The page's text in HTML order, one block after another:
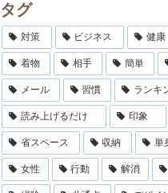
タグ
対策 ビジネス 健康
着物 相手 簡単
メール 習慣 ランキ
読み上げるだけ 印象
省スペース 収納 単
女性 行動 解消